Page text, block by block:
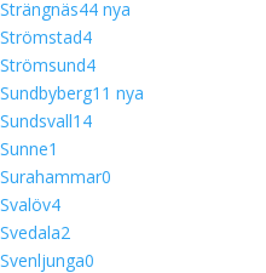
Strängnäs44 nya
Strömstad4
Strömsund4
Sundbyberg1 1 nya
Sundsvall14
Sunne1
Surahammar0
Svalöv4
Svedala2
Svenljunga0